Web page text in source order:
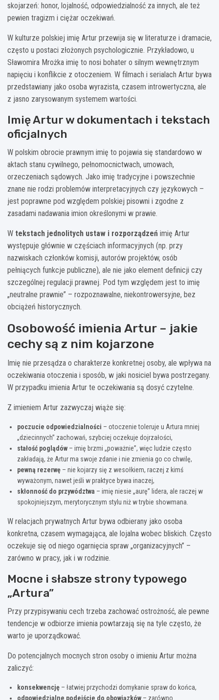
skojarzeń: honor, lojalność, odpowiedzialność za innych, ale też
pewien tragizm i ciężar oczekiwań.
W kulturze polskiej imię Artur przewija się w literaturze i dramacie,
często u postaci złożonych psychologicznie. Przykładowo, u
Sławomira Mrożka imię to nosi bohater o silnym wewnętrznym
napięciu i konflikcie z otoczeniem. W filmach i serialach Artur bywa
przedstawiany jako osoba wyrazista, czasem introwertyczna, ale
z jasno zarysowanym systemem wartości.
Imię Artur w dokumentach i tekstach
oficjalnych
W polskim obrocie prawnym imię to pojawia się standardowo w
aktach stanu cywilnego, pełnomocnictwach, umowach,
orzeczeniach sądowych. Jako imię tradycyjne i powszechnie
znane nie rodzi problemów interpretacyjnych czy językowych –
jest poprawne pod względem polskiej pisowni i zgodne z
zasadami nadawania imion określonymi w prawie.
W tekstach jednolitych ustaw i rozporządzeń imię Artur
występuje głównie w częściach informacyjnych (np. przy
nazwiskach członków komisji, autorów projektów, osób
pełniących funkcje publiczne), ale nie jako element definicji czy
szczególnej regulacji prawnej. Pod tym względem jest to imię
„neutralne prawnie” – rozpoznawalne, niekontrowersyjne, bez
obciążeń historycznych.
Osobowość imienia Artur – jakie
cechy są z nim kojarzone
Imię nie przesądza o charakterze konkretnej osoby, ale wpływa na
oczekiwania otoczenia i sposób, w jaki nosiciel bywa postrzegany.
W przypadku imienia Artur te oczekiwania są dosyć czytelne.
Z imieniem Artur zazwyczaj wiąże się:
poczucie odpowiedzialności – otoczenie toleruje u Artura mniej
„dziecinnych” zachowań, szybciej oczekuje dojrzałości,
stałość poglądów – imię brzmi „poważnie”, więc ludzie często
zakładają, że Artur ma swoje zdanie i nie zmienia go co chwilę,
pewną rezerwę – nie kojarzy się z wesołkiem, raczej z kimś
wyważonym, nawet jeśli w praktyce bywa inaczej,
skłonność do przywództwa – imię niesie „aurę” lidera, ale raczej w
spokojniejszym, merytorycznym stylu niż w trybie showmana.
W relacjach prywatnych Artur bywa odbierany jako osoba
konkretna, czasem wymagająca, ale lojalna wobec bliskich. Często
oczekuje się od niego ogarnięcia spraw „organizacyjnych” –
zarówno w pracy, jak i w rodzinie.
Mocne i słabsze strony typowego
„Artura”
Przy przypisywaniu cech trzeba zachować ostrożność, ale pewne
tendencje w odbiorze imienia powtarzają się na tyle często, że
warto je uporządkować.
Do potencjalnych mocnych stron osoby o imieniu Artur można
zaliczyć:
konsekwencję – łatwiej przychodzi domykanie spraw do końca,
odpowiedzialne podejście do obowiązków – zarówno